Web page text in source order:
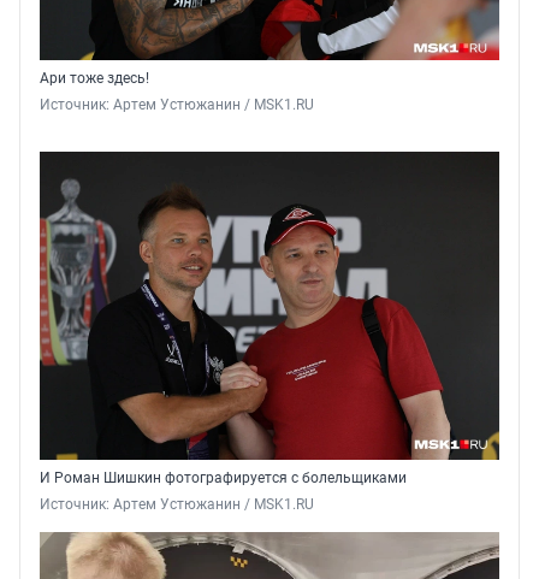
Ари тоже здесь!
Источник: Артем Устюжанин / MSK1.RU
И Роман Шишкин фотографируется с болельщиками
Источник: Артем Устюжанин / MSK1.RU